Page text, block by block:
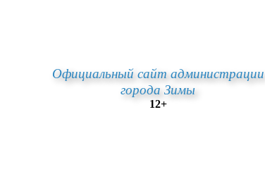
Официальный сайт администрации
города Зимы
12+